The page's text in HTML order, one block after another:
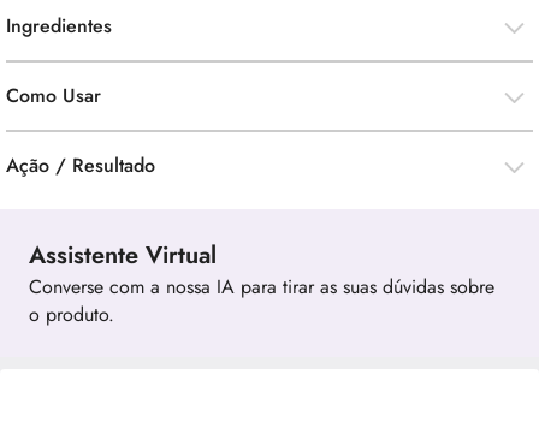
Ingredientes
Como Usar
Ação / Resultado
Assistente Virtual
Converse com a nossa IA para tirar as suas dúvidas sobre
o produto.